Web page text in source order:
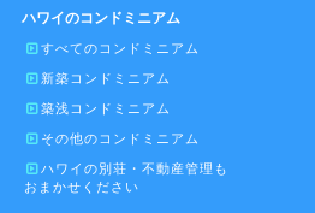
ハワイのコンドミニアム
すべてのコンドミニアム
新築コンドミニアム
築浅コンドミニアム
その他のコンドミニアム
ハワイの別荘・不動産管理も
おまかせください